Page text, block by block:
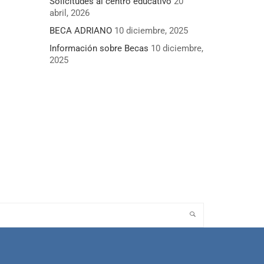
abril, 2026
BECA ADRIANO 10 diciembre, 2025
Información sobre Becas 10 diciembre,
2025